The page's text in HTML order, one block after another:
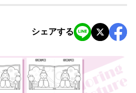
シェアする